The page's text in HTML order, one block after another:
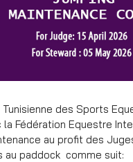
des Sports
la Fédération Equestre
au profit des
au paddock comme suit: